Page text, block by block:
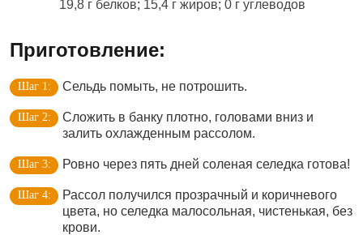
19,8 г белков; 15,4 г жиров; 0 г углеводов
Приготовление:
Сельдь помыть, не потрошить.
Сложить в банку плотно, головами вниз и
залить охлажденным рассолом.
Ровно через пять дней соленая селедка готова!
Рассол получился прозрачный и коричневого
цвета, но селедка малосольная, чистенькая, без
крови.